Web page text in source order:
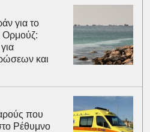
για το
Ορμούζ:
και
που
Ρέθυμνο